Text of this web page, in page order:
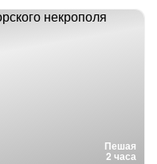
Пешая
2 часа